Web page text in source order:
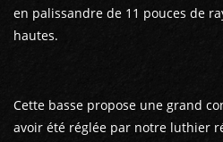
en palissandre de 11 pouces de
hautes.
Cette basse propose une grand
avoir été réglée par notre luthier